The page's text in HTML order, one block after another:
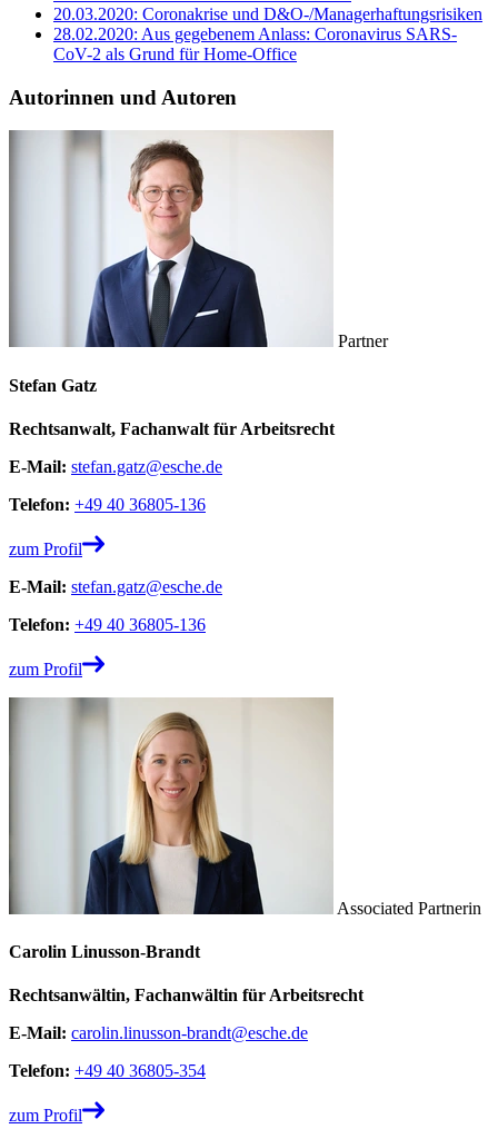
20.03.2020: Coronakrise und D&O-/Managerhaftungsrisiken
28.02.2020: Aus gegebenem Anlass: Coronavirus SARS-
CoV-2 als Grund für Home-Office
Autorinnen und Autoren
Partner
Stefan Gatz
Rechtsanwalt, Fachanwalt für Arbeitsrecht
E-Mail: stefan.gatz@esche.de
Telefon: +49 40 36805-136
zum Profil
E-Mail: stefan.gatz@esche.de
Telefon: +49 40 36805-136
zum Profil
Associated Partnerin
Carolin Linusson-Brandt
Rechtsanwältin, Fachanwältin für Arbeitsrecht
E-Mail: carolin.linusson-brandt@esche.de
Telefon: +49 40 36805-354
zum Profil